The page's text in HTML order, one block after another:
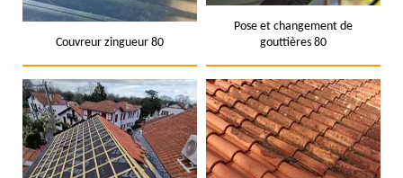
Couvreur zingueur 80
Pose et changement de
gouttières 80